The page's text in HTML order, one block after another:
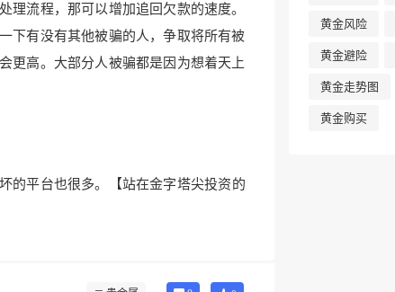
流程，那可以增加追回欠款的速度。
下有没有其他被骗的人，争取将所有被
更高。大部分人被骗都是因为想着天上
的平台也很多。【站在金字塔尖投资的
黄金风险
黄金避险
黄金走势图
黄金购买